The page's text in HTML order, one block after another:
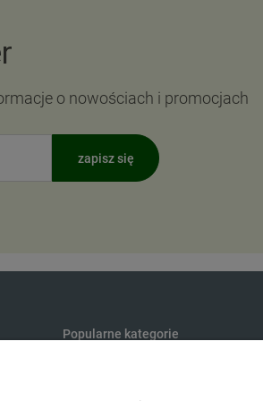
o nowościach i promocjach
zapisz się
Popularne kategorie